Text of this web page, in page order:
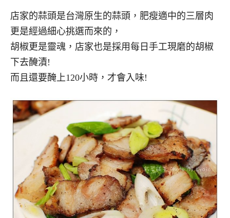
店家的蒜頭是台灣原生的蒜頭，肥瘦適中的三層肉
更是經過細心挑選而來的，
胡椒更是靈魂，店家也是採用每日手工現磨的胡椒
下去醃漬!
而且還要醃上120小時，才會入味!